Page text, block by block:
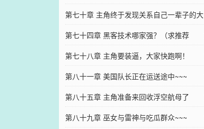
第七十章 主角终于发现关系自己一辈子的大
事~~~
第七十四章 黑客技术哪家强？（求推荐
票！！！）
第七十八章 主角要装逼，大家快跑啊！
第八十一章 美国队长正在运送途中~~~
第八十五章 主角准备来回收浮空航母了
~~~~
第八十九章 巫女与雷神与吃瓜群众~~~